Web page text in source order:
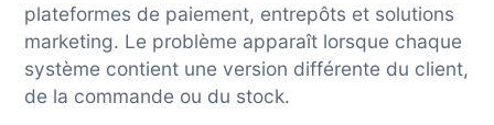
plateformes de paiement, entrepôts et solutions
marketing. Le problème apparaît lorsque chaque
système contient une version différente du client,
de la commande ou du stock.